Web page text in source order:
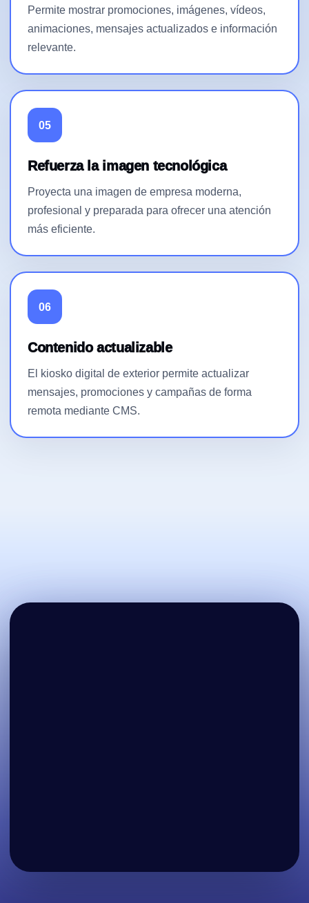
Permite mostrar promociones, imágenes, vídeos,
animaciones, mensajes actualizados e información
relevante.
05
Refuerza la imagen tecnológica
Proyecta una imagen de empresa moderna,
profesional y preparada para ofrecer una atención
más eficiente.
06
Contenido actualizable
El kiosko digital de exterior permite actualizar
mensajes, promociones y campañas de forma
remota mediante CMS.